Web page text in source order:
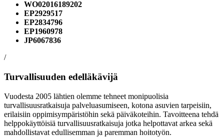
WO02016189202
EP2929517
EP2834796
EP1960978
JP6067836
/
Turvallisuuden edelläkävijä
Vuodesta 2005 lähtien olemme tehneet monipuolisia
turvallisuusratkaisuja palveluasumiseen, kotona asuvien tarpeisiin,
erilaisiin oppimisympäristöhin sekä päiväkoteihin. Tavoitteena tehdä
helppokäyttöisiä turvallisuusratkaisuja jotka helpottavat arkea sekä
mahdollistavat edullisemman ja paremman hoitotyön.